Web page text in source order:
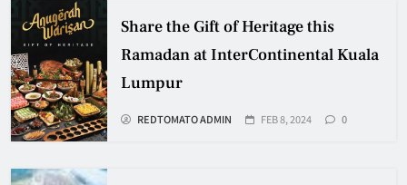
Share the Gift of Heritage this
Ramadan at InterContinental Kuala
Lumpur
REDTOMATO ADMIN FEB 8, 2024 0